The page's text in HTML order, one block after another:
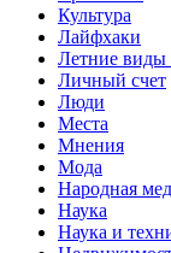
Культура
Лайфхаки
Летние виды
Личный счет
Люди
Места
Мнения
Мода
Народная
Наука
Наука и